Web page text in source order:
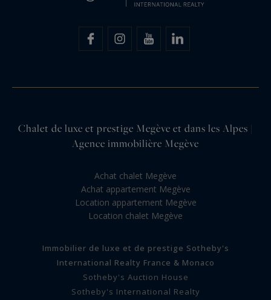
Chalet de luxe et prestige Megève et dans les Alpes |
Agence immobilière Megève
Achat chalet Megève
Achat appartement Megève
Location appartement Megève
Location chalet Megève
Immobilier de luxe et de prestige Sotheby's
International Realty France & Monaco
Sotheby's Auction House
Sotheby's International Realty